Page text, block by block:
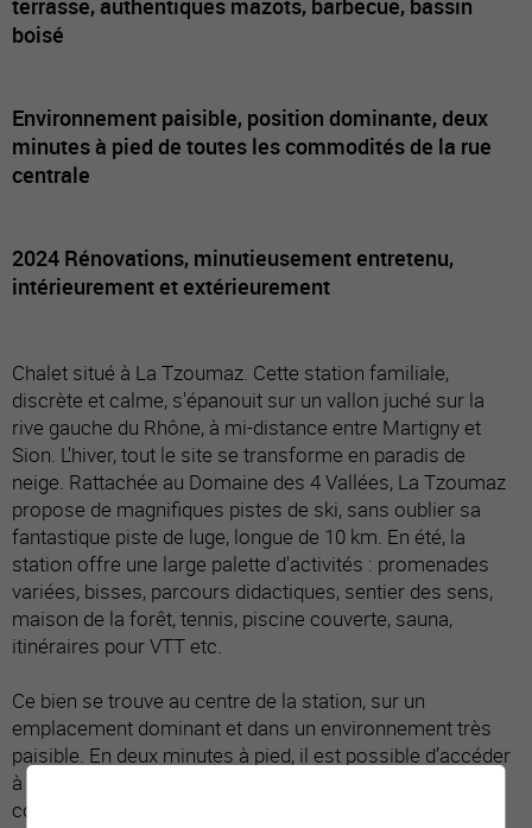
terrasse, authentiques mazots, barbecue, bassin
boisé
Environnement paisible, position dominante, deux
minutes à pied de toutes les commodités de la rue
centrale
2024 Rénovations, minutieusement entretenu,
intérieurement et extérieurement
Chalet situé à La Tzoumaz. Cette station familiale,
discrète et calme, s'épanouit sur un vallon juché sur la
rive gauche du Rhône, à mi-distance entre Martigny et
Sion. L'hiver, tout le site se transforme en paradis de
neige. Rattachée au Domaine des 4 Vallées, La Tzoumaz
propose de magnifiques pistes de ski, sans oublier sa
fantastique piste de luge, longue de 10 km. En été, la
station offre une large palette d'activités : promenades
variées, bisses, parcours didactiques, sentier des sens,
maison de la forêt, tennis, piscine couverte, sauna,
itinéraires pour VTT etc.
Ce bien se trouve au centre de la station, sur un
emplacement dominant et dans un environnement très
paisible. En deux minutes à pied, il est possible d’accéder
à toutes les commodités de la station, à savoir
commerces, restaurants, poste, banque, place de jeux,